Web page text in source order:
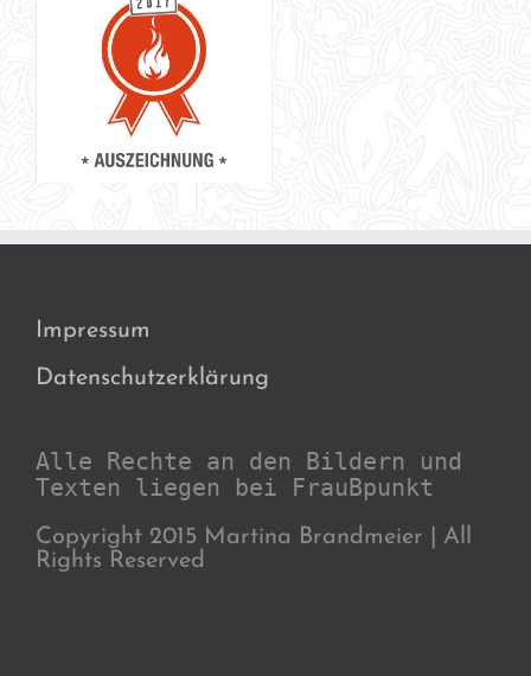
Impressum
Datenschutzerklärung
Alle Rechte an den Bildern und
Texten liegen bei FrauBpunkt
Copyright 2015 Martina Brandmeier | All
Rights Reserved